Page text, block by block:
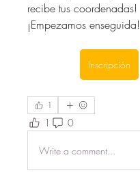
recibe tus coordenadas!
¡Empezamos enseguida!
Inscripción
1
1 0
Write a comment...